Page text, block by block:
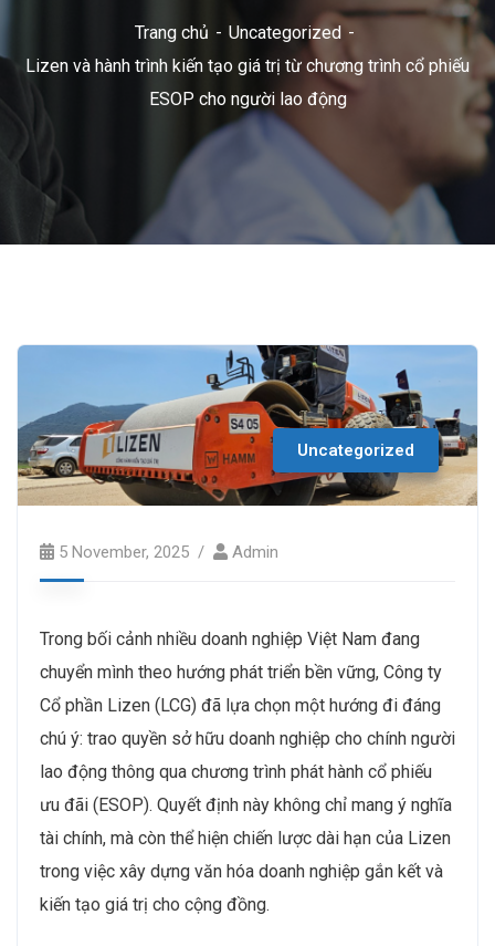
Trang chủ
Uncategorized
Lizen và hành trình kiến tạo giá trị từ chương trình cổ phiếu
ESOP cho người lao động
Uncategorized
5 November, 2025 Admin
Trong bối cảnh nhiều doanh nghiệp Việt Nam đang
chuyển mình theo hướng phát triển bền vững, Công ty
Cổ phần Lizen (LCG) đã lựa chọn một hướng đi đáng
chú ý: trao quyền sở hữu doanh nghiệp cho chính người
lao động thông qua chương trình phát hành cổ phiếu
ưu đãi (ESOP). Quyết định này không chỉ mang ý nghĩa
tài chính, mà còn thể hiện chiến lược dài hạn của Lizen
trong việc xây dựng văn hóa doanh nghiệp gắn kết và
kiến tạo giá trị cho cộng đồng.